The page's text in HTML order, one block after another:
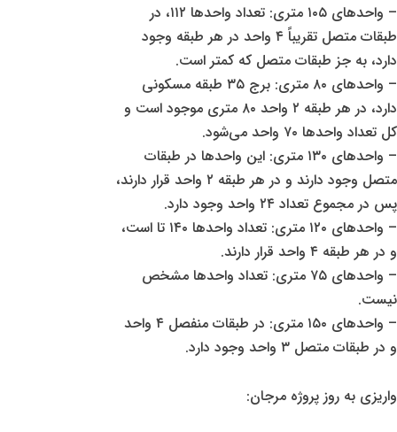
– واحدهای ۱۰۵ متری: تعداد واحدها ۱۱۲، در
طبقات متصل تقریباً ۴ واحد در هر طبقه وجود
دارد، به جز طبقات متصل که کمتر است.
– واحدهای ۸۰ متری: برج ۳۵ طبقه مسکونی
دارد، در هر طبقه ۲ واحد ۸۰ متری موجود است و
کل تعداد واحدها ۷۰ واحد می‌شود.
– واحدهای ۱۳۰ متری: این واحدها در طبقات
متصل وجود دارند و در هر طبقه ۲ واحد قرار دارند،
پس در مجموع تعداد ۲۴ واحد وجود دارد.
– واحدهای ۱۲۰ متری: تعداد واحدها ۱۴۰ تا است،
و در هر طبقه ۴ واحد قرار دارند.
– واحدهای ۷۵ متری: تعداد واحدها مشخص
نیست.
– واحدهای ۱۵۰ متری: در طبقات منفصل ۴ واحد
و در طبقات متصل ۳ واحد وجود دارد.
واریزی به روز پروژه مرجان: